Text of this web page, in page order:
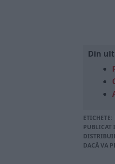
Din
ETICHETE:
PUBLICAT
DACĂ VA